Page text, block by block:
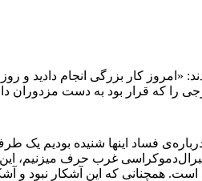
مردم تصریح کردند: «امروز کار بزرگی
قرار بود به دست مزدوران داخلی
فساد اینها شنیده بودیم یک
غرب حرف
است. همچنانی که این آشکار نبود